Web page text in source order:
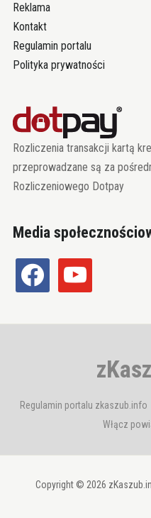
Reklama
Kontakt
Regulamin portalu
Polityka prywatności
Rozliczenia transakcji kartą
przeprowadzane są za
Rozliczeniowego Dotpay
Media
facebook youtube
Regulamin portalu zkaszub.info
Włącz
Copyright © 2026